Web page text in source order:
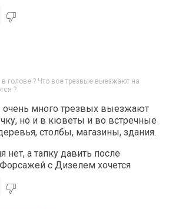
голове ? Что все трезвые выезжают на
?
много трезвых выезжают
но и в кюветы и во встречные
столбы, магазины, здания.
а тапку давить после
с Дизелем хочется